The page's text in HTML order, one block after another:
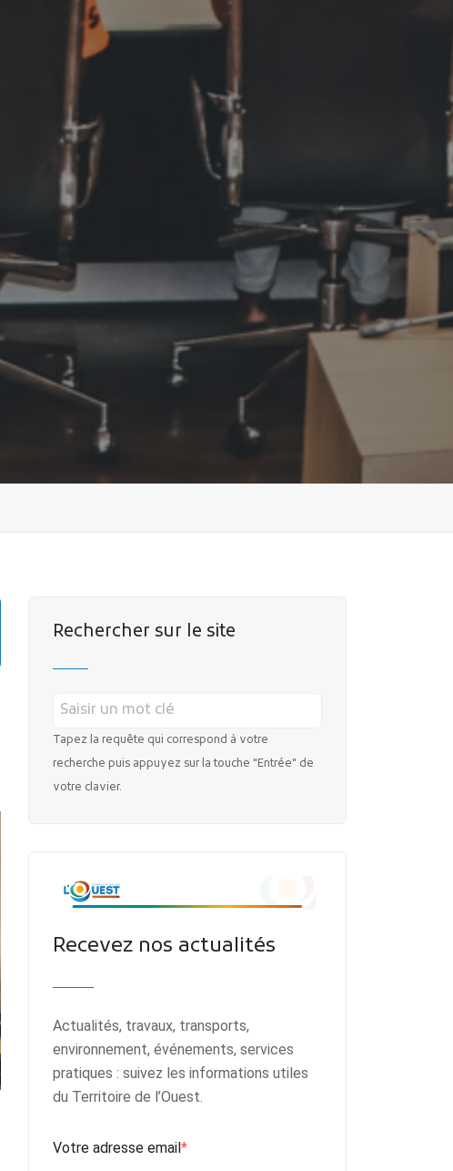
Rechercher sur le site
Tapez la requête qui correspond à votre
recherche puis appuyez sur la touche "Entrée" de
votre clavier.
Recevez nos actualités
Actualités, travaux, transports,
environnement, événements, services
pratiques : suivez les informations utiles
du Territoire de l’Ouest.
Votre adresse email